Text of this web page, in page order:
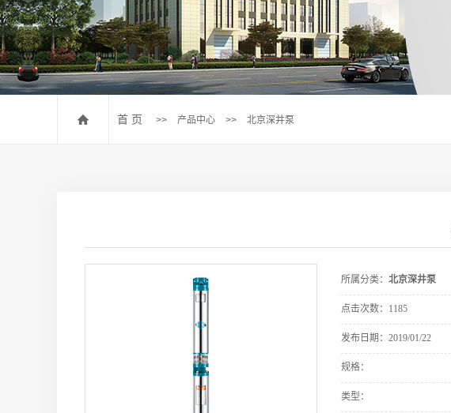
首 页 >> 产品中心 >> 北京深井泵
所属分类： 北京深井泵
点击次数： 1185
发布日期： 2019/01/22
规格：
类型：